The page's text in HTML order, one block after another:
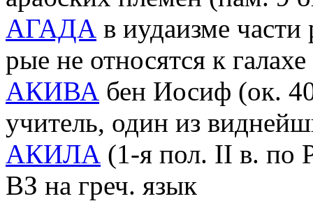
АГАДА в иудаизме
рые не относятся к галахе
АКИВА бен Иосиф (ок.
учитель, один из
АКИЛА (1-я пол. II в. по
ВЗ на греч. язык